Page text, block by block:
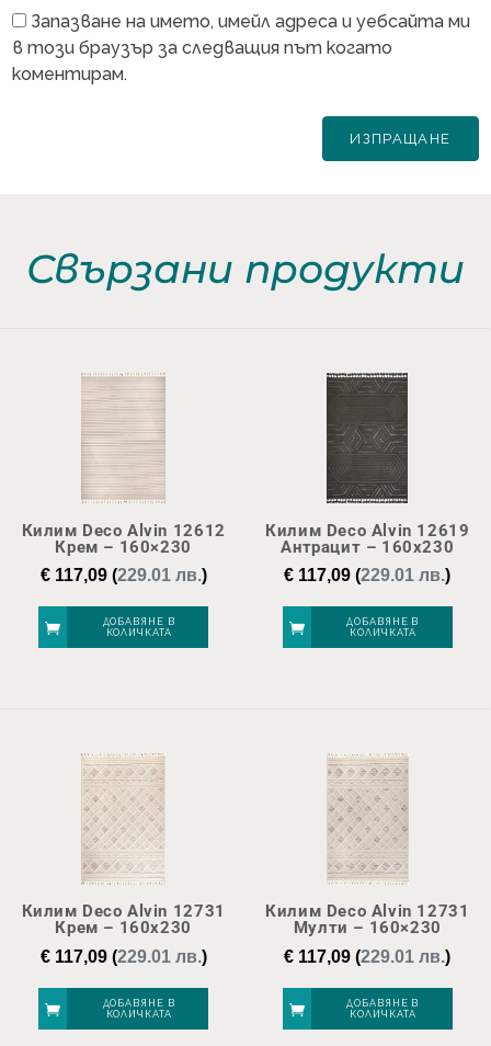
Запазване на името, имейл адреса и уебсайта ми
в този браузър за следващия път когато
коментирам.
Свързани продукти
Килим Deco Alvin 12612
Крем – 160×230
€117,09(229.01 лв.)
ДОБАВЯНЕ В
КОЛИЧКАТА
Килим Deco Alvin 12619
Антрацит – 160х230
€ 117,09 (229.01 лв.)
ДОБАВЯНЕ В
КОЛИЧКАТА
Килим Deco Alvin 12731
Крем – 160х230
€117,09(229.01 лв.)
ДОБАВЯНЕ В
КОЛИЧКАТА
Килим Deco Alvin 12731
Мулти – 160×230
€ 117,09 (229.01 лв.)
ДОБАВЯНЕ В
КОЛИЧКАТА